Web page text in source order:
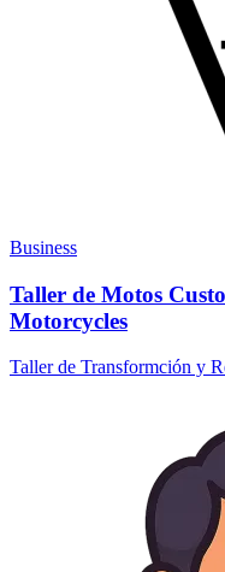
Business
Taller de Motos
Motorcycles
Taller de Transformción y